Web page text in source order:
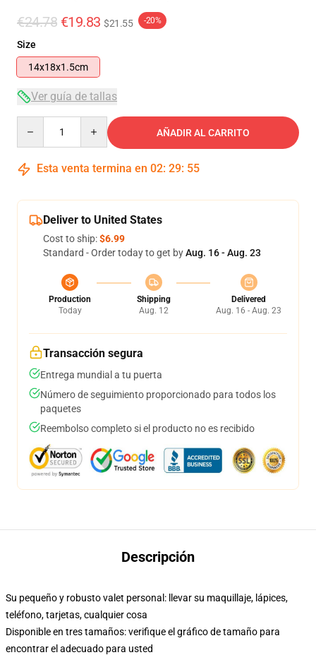
€24.78 €19.83 $21.55 -20%
Size
14x18x1.5cm
Ver guía de tallas
AÑADIR AL CARRITO
Esta venta termina en 02: 29: 54
Deliver to United States
Cost to ship:$6.99
Standard - Order today to get byAug. 16 - Aug. 23
Production
Today
Shipping
Aug. 12
Delivered
Aug. 16 - Aug. 23
Transacción segura
Entrega mundial a tu puerta
Número de seguimiento proporcionado para todos los
paquetes
Reembolso completo si el producto no es recibido
Descripción
Su pequeño y robusto valet personal: llevar su maquillaje, lápices,
teléfono, tarjetas, cualquier cosa
Disponible en tres tamaños: verifique el gráfico de tamaño para
encontrar el adecuado para usted